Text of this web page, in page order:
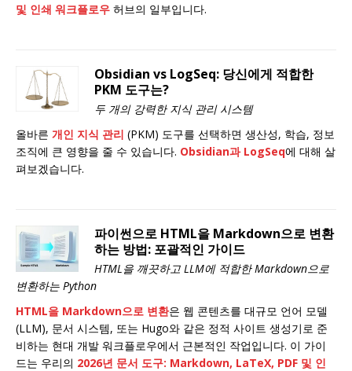
및 인쇄 워크플로우 허브의 일부입니다.
Obsidian vs LogSeq: 당신에게 적합한
PKM 도구는?
두 개의 강력한 지식 관리 시스템
올바른 개인 지식 관리 (PKM) 도구를 선택하면 생산성, 학습, 정보
조직에 큰 영향을 줄 수 있습니다. Obsidian과 LogSeq에 대해 살
펴보겠습니다.
파이썬으로 HTML을 Markdown으로 변환
하는 방법: 포괄적인 가이드
HTML을 깨끗하고 LLM에 적합한 Markdown으로
변환하는 Python
HTML을 Markdown으로 변환은 웹 콘텐츠를 대규모 언어 모델
(LLM), 문서 시스템, 또는 Hugo와 같은 정적 사이트 생성기로 준
비하는 현대 개발 워크플로우에서 근본적인 작업입니다. 이 가이
드는 우리의 2026년 문서 도구: Markdown, LaTeX, PDF 및 인